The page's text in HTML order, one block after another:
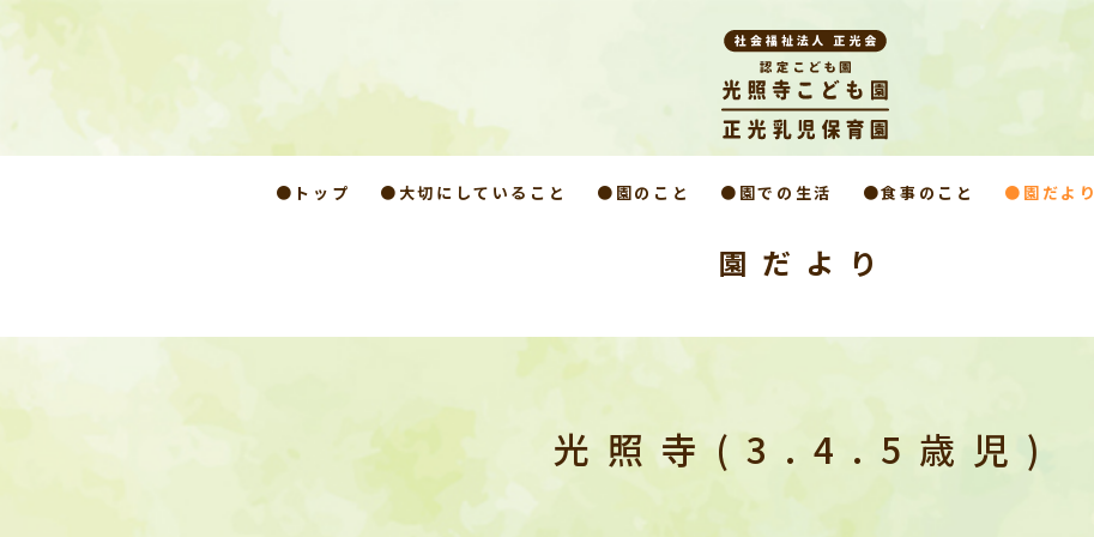
●トップ ●大切にしていること ●園のこと ●園での生活 ●食事のこと ●園だより
園だより
光照寺(3.4.5歳児)